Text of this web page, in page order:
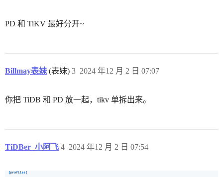
PD 和 TiKV 最好分开~
Billmay表妹 (表妹) 2024 年12 月 2 日 07:07
3
你把 TiDB 和 PD 放一起，tikv 单拆出来。
TiDBer_小阿飞 2024 年12 月 2 日 07:54
4